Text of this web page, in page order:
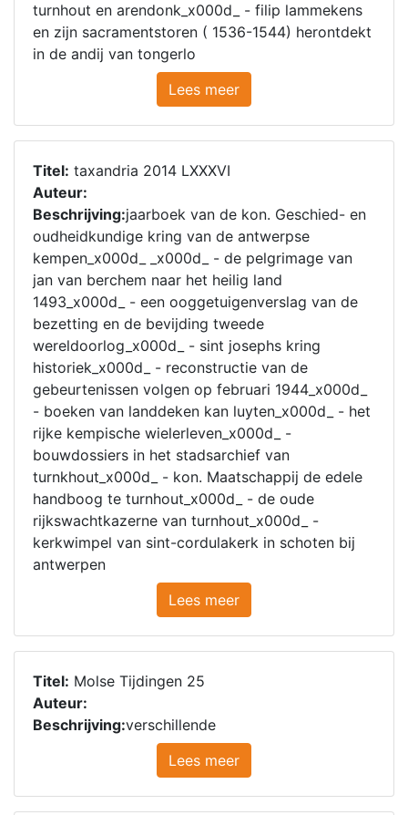
turnhout en arendonk_x000d_ - filip lammekens
en zijn sacramentstoren ( 1536-1544) herontdekt
in de andij van tongerlo
Lees meer
Titel: taxandria 2014 LXXXVI
Auteur:
Beschrijving:jaarboek van de kon. Geschied- en
oudheidkundige kring van de antwerpse
kempen_x000d_ _x000d_ - de pelgrimage van
jan van berchem naar het heilig land
1493_x000d_ - een ooggetuigenverslag van de
bezetting en de bevijding tweede
wereldoorlog_x000d_ - sint josephs kring
historiek_x000d_ - reconstructie van de
gebeurtenissen volgen op februari 1944_x000d_
- boeken van landdeken kan luyten_x000d_ - het
rijke kempische wielerleven_x000d_ -
bouwdossiers in het stadsarchief van
turnkhout_x000d_ - kon. Maatschappij de edele
handboog te turnhout_x000d_ - de oude
rijkswachtkazerne van turnhout_x000d_ -
kerkwimpel van sint-cordulakerk in schoten bij
antwerpen
Lees meer
Titel: Molse Tijdingen 25
Auteur:
Beschrijving:verschillende
Lees meer